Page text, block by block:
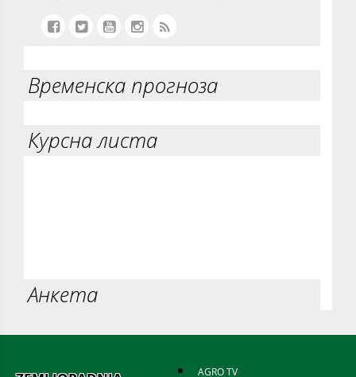
Временска прогноза
Курсна листа
Анкета
AGRO TV